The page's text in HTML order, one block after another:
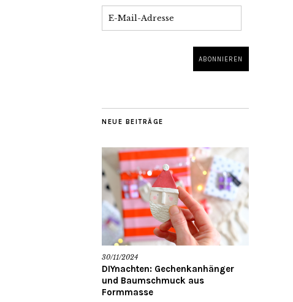
NEUE BEITRÄGE
30/11/2024
DIYnachten: Gechenkanhänger
und Baumschmuck aus
Formmasse